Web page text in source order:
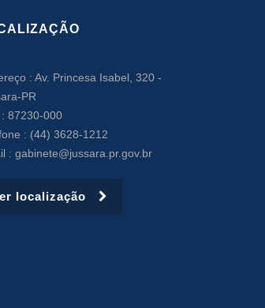
: Av. Princesa Isabel, 320 -
PR
87230-000
: (44) 3628-1212
: gabinete@jussara.pr.gov.br
localização